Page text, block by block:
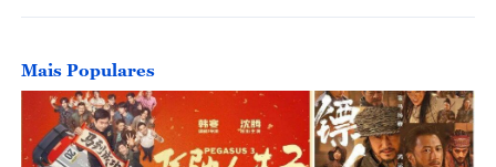
Mais Populares